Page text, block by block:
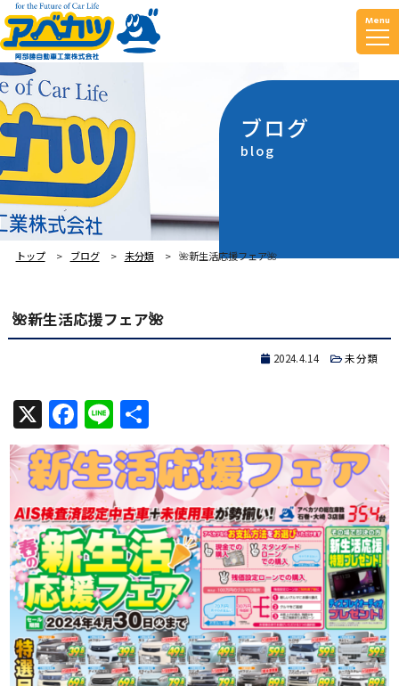
Menu
ブログ
blog
トップ ブログ 未分類 🌺新生活応援フェア🌺
🌺新生活応援フェア🌺
2024.4.14 未分類
X Facebook
Line共
有